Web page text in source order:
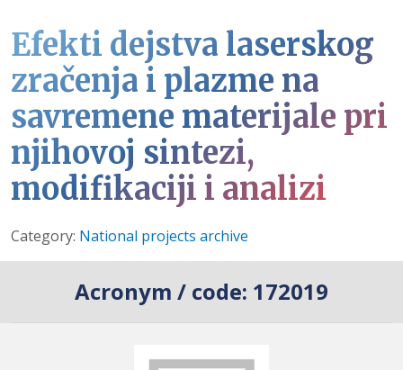
Efekti dejstva laserskog
zračenja i plazme na
savremene materijale pri
njihovoj sintezi,
modifikaciji i analizi
Details
Category: National projects archive
Acronym / code: 172019